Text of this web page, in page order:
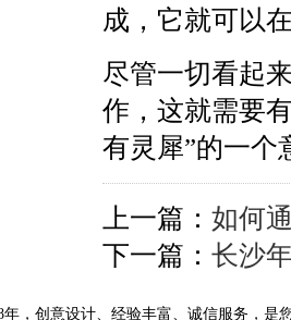
成，它就可以
尽管一切看起
作，这就需要
有灵犀”的一个
上一篇： 如何
下一篇： 长沙
，创意设计、经验丰富、诚信服务，是